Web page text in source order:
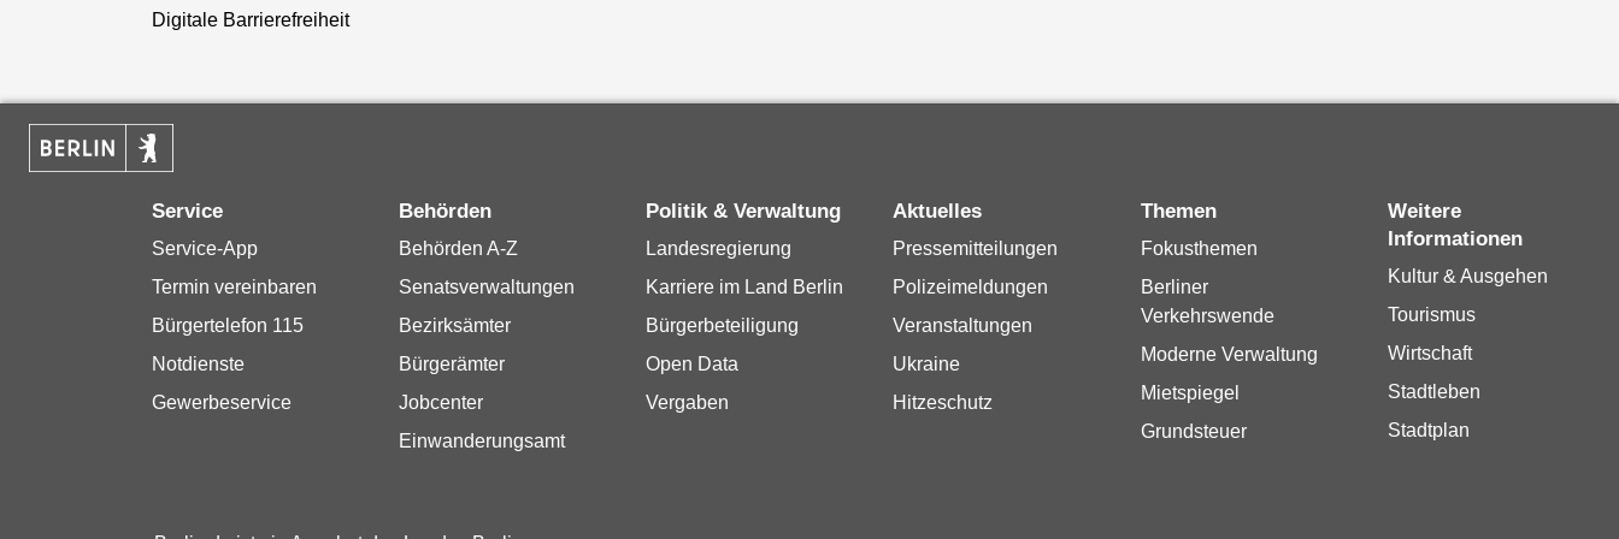
Digitale Barrierefreiheit
Service
Service-App
Termin vereinbaren
Bürgertelefon 115
Notdienste
Gewerbeservice
Behörden
Behörden A-Z
Senatsverwaltungen
Bezirksämter
Bürgerämter
Jobcenter
Einwanderungsamt
Politik & Verwaltung
Landesregierung
Karriere im Land Berlin
Bürgerbeteiligung
Open Data
Vergaben
Aktuelles
Pressemitteilungen
Polizeimeldungen
Veranstaltungen
Ukraine
Hitzeschutz
Themen
Fokusthemen
Berliner
Verkehrswende
Moderne Verwaltung
Mietspiegel
Grundsteuer
Weitere
Informationen
Kultur & Ausgehen
Tourismus
Wirtschaft
Stadtleben
Stadtplan